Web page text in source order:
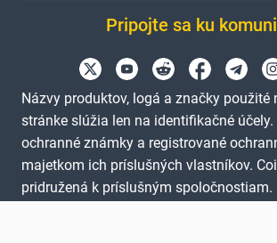
Pripojte sa ku
Názvy produktov, logá a značky použité
stránke slúžia len na identifikačné účely.
ochranné známky a registrované
majetkom ich príslušných vlastníkov.
pridružená k príslušným spoločnostiam.